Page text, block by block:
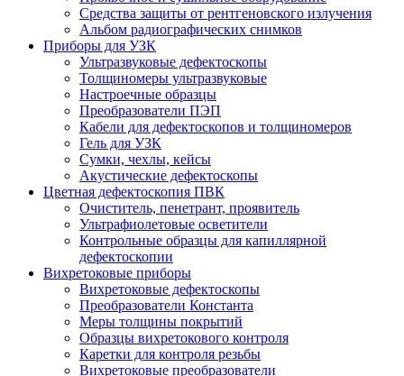
Средства защиты от рентгеновского излучения
Альбом радиографических снимков
Приборы для УЗК
Ультразвуковые дефектоскопы
Толщиномеры ультразвуковые
Настроечные образцы
Преобразователи ПЭП
Кабели для дефектоскопов и толщиномеров
Гель для УЗК
Сумки, чехлы, кейсы
Акустические дефектоскопы
Цветная дефектоскопия ПВК
Очиститель, пенетрант, проявитель
Ультрафиолетовые осветители
Контрольные образцы для капиллярной
дефектоскопии
Вихретоковые приборы
Вихретоковые дефектоскопы
Преобразователи Константа
Меры толщины покрытий
Образцы вихретокового контроля
Каретки для контроля резьбы
Вихретоковые преобразователи